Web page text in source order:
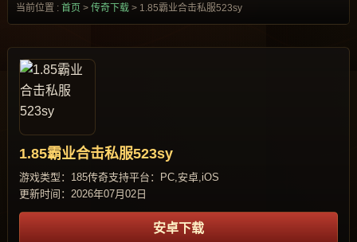
当前位置 : 首页 > 传奇下载 > 1.85霸业合击私服523sy
1.85霸业合击私服523sy
游戏类型：185传奇支持平台：PC,安卓,iOS
更新时间：2026年07月02日
安卓下载